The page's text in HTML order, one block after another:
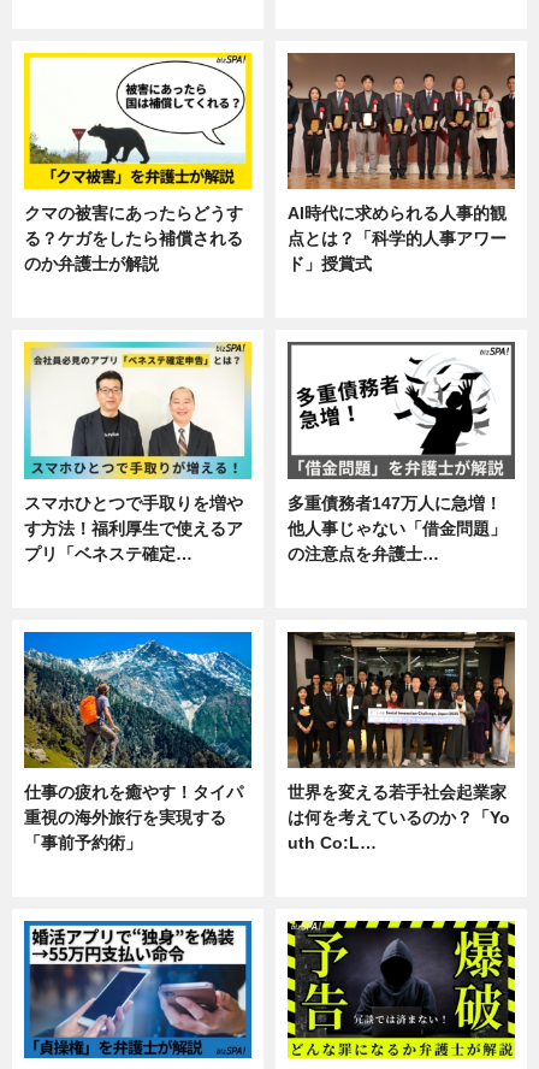
クマの被害にあったらどうす
る？ケガをしたら補償される
のか弁護士が解説
AI時代に求められる人事的観
点とは？「科学的人事アワー
ド」授賞式
スマホひとつで手取りを増や
す方法！福利厚生で使えるア
プリ「ベネステ確定…
多重債務者147万人に急増！
他人事じゃない「借金問題」
の注意点を弁護士…
仕事の疲れを癒やす！タイパ
重視の海外旅行を実現する
「事前予約術」
世界を変える若手社会起業家
は何を考えているのか？「Yo
uth Co:L…